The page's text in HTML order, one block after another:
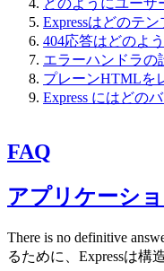
FAQ
アプリケーシ
There is no definitive
るために、Expressは構
Expressはどのテ
404応答はどのよ
エラーハンドラの
プレーンHTMLを
Express にはどの